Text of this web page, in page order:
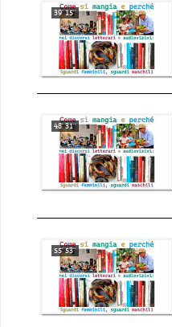
39' 15''
48' 31''
55' 53''